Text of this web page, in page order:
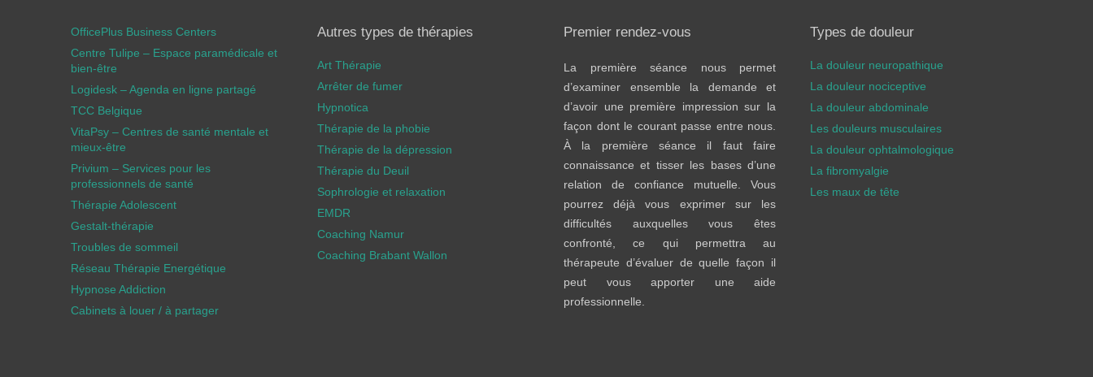
OfficePlus Business Centers
Centre Tulipe – Espace paramédicale et
bien-être
Logidesk – Agenda en ligne partagé
TCC Belgique
VitaPsy – Centres de santé mentale et
mieux-être
Privium – Services pour les
professionnels de santé
Thérapie Adolescent
Gestalt-thérapie
Troubles de sommeil
Réseau Thérapie Energétique
Hypnose Addiction
Cabinets à louer / à partager
Autres types de thérapies
Art Thérapie
Arrêter de fumer
Hypnotica
Thérapie de la phobie
Thérapie de la dépression
Thérapie du Deuil
Sophrologie et relaxation
EMDR
Coaching Namur
Coaching Brabant Wallon
Premier rendez-vous
La première séance nous permet
d’examiner ensemble la demande et
d’avoir une première impression sur la
façon dont le courant passe entre nous.
À la première séance il faut faire
connaissance et tisser les bases d’une
relation de confiance mutuelle. Vous
pourrez déjà vous exprimer sur les
difficultés auxquelles vous êtes
confronté, ce qui permettra au
thérapeute d’évaluer de quelle façon il
peut vous apporter une aide
professionnelle.
Types de douleur
La douleur neuropathique
La douleur nociceptive
La douleur abdominale
Les douleurs musculaires
La douleur ophtalmologique
La fibromyalgie
Les maux de tête